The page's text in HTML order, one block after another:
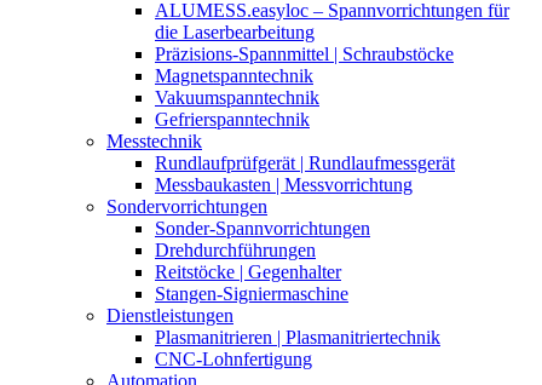
ALUMESS.easyloc – Spannvorrichtungen für
die Laserbearbeitung
Präzisions-Spannmittel | Schraubstöcke
Magnetspanntechnik
Vakuumspanntechnik
Gefrierspanntechnik
Messtechnik
Rundlaufprüfgerät | Rundlaufmessgerät
Messbaukasten | Messvorrichtung
Sondervorrichtungen
Sonder-Spannvorrichtungen
Drehdurchführungen
Reitstöcke | Gegenhalter
Stangen-Signiermaschine
Dienstleistungen
Plasmanitrieren | Plasmanitriertechnik
CNC-Lohnfertigung
Automation